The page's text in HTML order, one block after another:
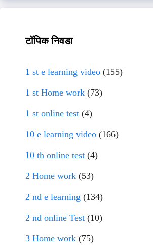
टॉपिक निवडा
1 st e learning video (155)
1 st Home work (73)
1 st online test (4)
10 e learning video (166)
10 th online test (4)
2 Home work (53)
2 nd e learning (134)
2 nd online Test (10)
3 Home work (75)